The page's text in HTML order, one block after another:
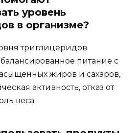
уровень
в организме?
триглицеридов
питание с
жиров и сахаров,
активность, отказ от
веса.